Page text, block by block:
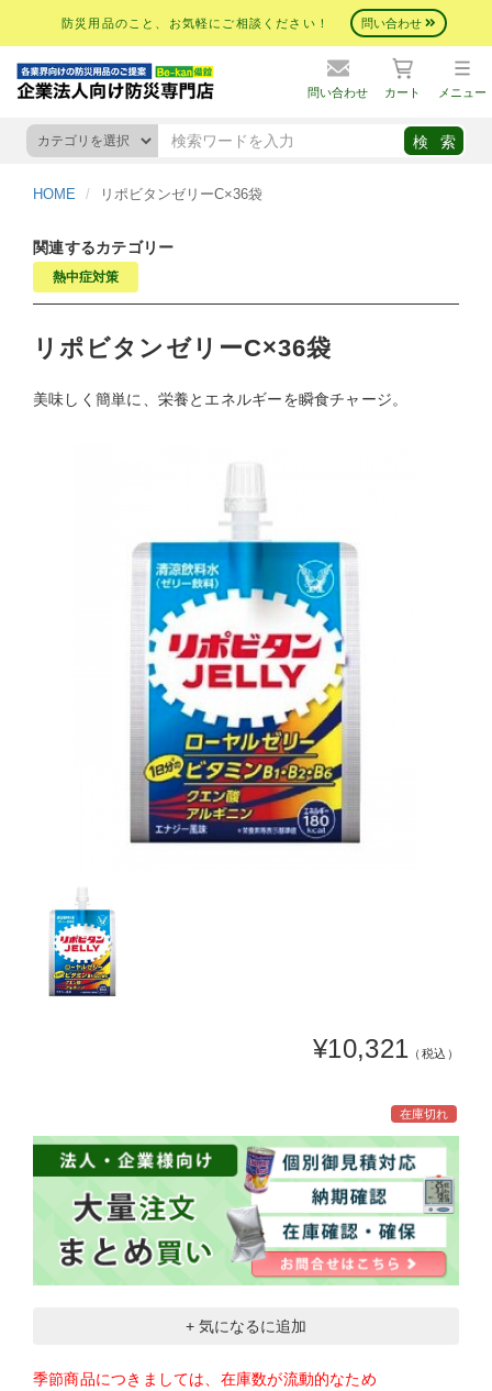
防災用品のこと、お気軽にご相談ください！ 問い合わせ
問い合わせ カート メニュー
HOME リポビタンゼリーC×36袋
関連するカテゴリー
熱中症対策
リポビタンゼリーC×36袋
美味しく簡単に、栄養とエネルギーを瞬食チャージ。
¥10,321 （税込）
在庫切れ
+ 気になるに追加
季節商品につきましては、在庫数が流動的なため